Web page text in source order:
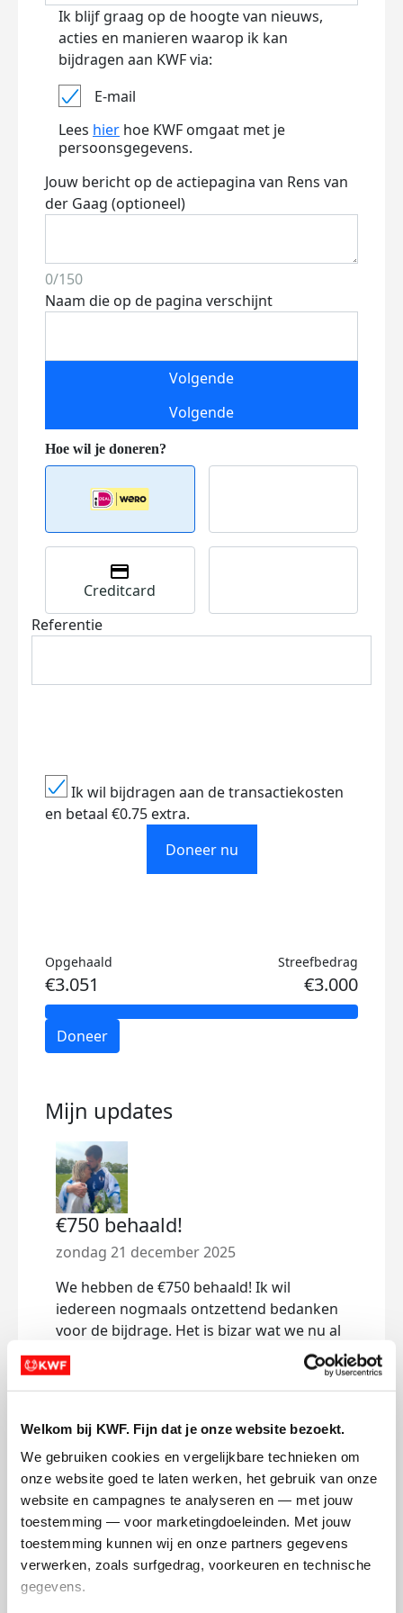
Welkom bij KWF. Fijn dat je onze website bezoekt.
We gebruiken cookies en vergelijkbare technieken om
onze website goed te laten werken, het gebruik van onze
website en campagnes te analyseren en — met jouw
toestemming — voor marketingdoeleinden. Met jouw
toestemming kunnen wij en onze partners gegevens
verwerken, zoals surfgedrag, voorkeuren en technische
gegevens.
Ik blijf graag op de hoogte van nieuws,
acties en manieren waarop ik kan
bijdragen aan KWF via:
E-mail
Lees hier hoe KWF omgaat met je
persoonsgegevens.
Jouw bericht op de actiepagina van Rens van
der Gaag (optioneel)
0/150
Naam die op de pagina verschijnt
Volgende
Volgende
Creditcard
Referentie
Ik wil bijdragen aan de transactiekosten
en betaal €0.75 extra.
Doneer nu
Opgehaald
€3.051
Streefbedrag
€3.000
Doneer
Mijn updates
€750 behaald!
zondag 21 december 2025
We hebben de €750 behaald! Ik wil
iedereen nogmaals ontzettend bedanken
voor de bijdrage. Het is bizar wat we nu al
binnen hebben gehaald voor KWF. Ik blijf
het streefbedrag verhogen, we gaan voor
het hoogst haalbare! ❤️🦋
Deel op
Mijn activiteiten volgen